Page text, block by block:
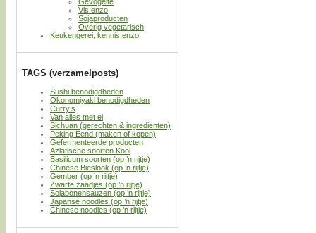
Vis enzo
Sojaproducten
Overig vegetarisch
Keukengerei, kennis enzo
TAGS (verzamelposts)
Sushi benodigdheden
Okonomiyaki benodigdheden
Curry’s
Van alles met ei
Sichuan (gerechten & ingredienten)
Peking Eend (maken of kopen)
Gefermenteerde producten
Aziatische soorten Kool
Basilicum soorten (op ’n rijtje)
Chinese Bieslook (op ’n rijtje)
Gember (op ’n rijtje)
Zwarte zaadjes (op ’n rijtje)
Sojabonensauzen (op ’n rijtje)
Japanse noodles (op ’n rijtje)
Chinese noodles (op ’n rijtje)